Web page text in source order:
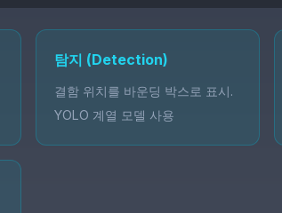
탐지 (Detection)
결함 위치를 바운딩 박스로 표시.
YOLO 계열 모델 사용